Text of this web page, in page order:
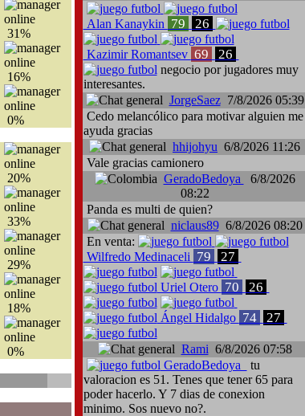
31%
16%
0%
20%
33%
29%
18%
0%
Alan Kanaykin 79 26
Kazimir Romantsev 69 26
negocio por jugadores muy
interesantes.
JorgeSaez7/8/2026 05:39
Cedo melancólico para motivar alguien me
ayuda gracias
hhijohyu 6/8/2026 11:26
Vale gracias camionero
GeradoBedoya
6/8/2026
08:22
Panda es multi de quien?
niclaus896/8/2026 08:20
En venta:
Wilfredo Medinaceli 79 27
Uriel Otero 70 26
Ángel Hidalgo 74 27
Rami 6/8/2026 07:58
GeradoBedoya
tu
valoracion es 51. Tenes que tener 65 para
poder hacerlo. Y 7 dias de conexion
minimo. Sos nuevo no?.